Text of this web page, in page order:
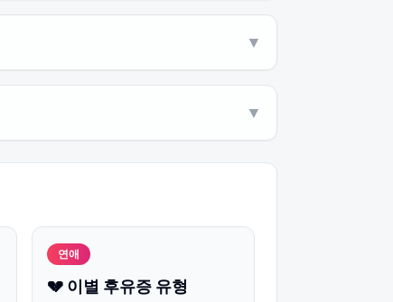
▼
▼
연애
💔 이별 후유증 유형